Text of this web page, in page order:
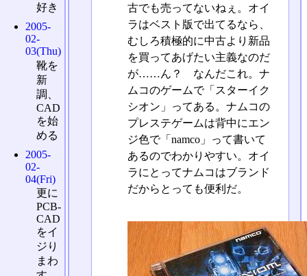
古でも売ってないねぇ。オイ
ラはベスト版で出てるなら、
むしろ積極的に中古より新品
を買ってあげたい主義なのだ
が……ん？ なんだこれ。ナ
ムコのゲームで「スターイク
シオン」ってある。ナムコの
プレステゲームは背中にエン
ジ色で「namco」って書いて
あるのでわかりやすい。オイ
ラにとってナムコはブランド
だからとっても便利だ。
好き
2005-
02-
03(Thu)
靴を
新
調、
CAD
を始
める
2005-
02-
04(Fri)
更に
PCB-
CAD
をイ
ジり
まわ